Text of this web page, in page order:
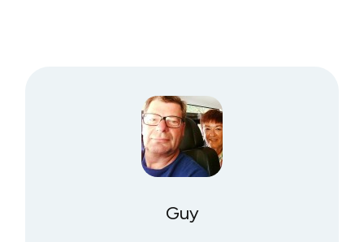
Guy